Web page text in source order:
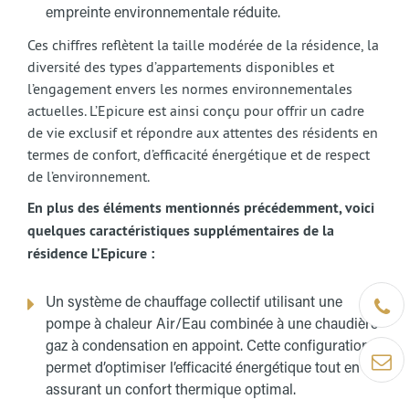
Être
Contact
empreinte environnementale réduite.
Ces chiffres reflètent la taille modérée de la résidence, la
diversité des types d’appartements disponibles et
l’engagement envers les normes environnementales
actuelles. L’Epicure est ainsi conçu pour offrir un cadre
de vie exclusif et répondre aux attentes des résidents en
termes de confort, d’efficacité énergétique et de respect
de l’environnement.
En plus des éléments mentionnés précédemment, voici
quelques caractéristiques supplémentaires de la
résidence L’Epicure :
Un système de chauffage collectif utilisant une
pompe à chaleur Air/Eau combinée à une chaudière
gaz à condensation en appoint. Cette configuration
permet d’optimiser l’efficacité énergétique tout en
assurant un confort thermique optimal.